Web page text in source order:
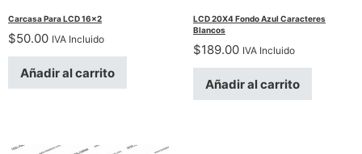
Carcasa Para LCD 16×2
$50.00 IVA Incluido
Añadir al carrito
LCD 20X4 Fondo Azul Caracteres
Blancos
$189.00 IVA Incluido
Añadir al carrito